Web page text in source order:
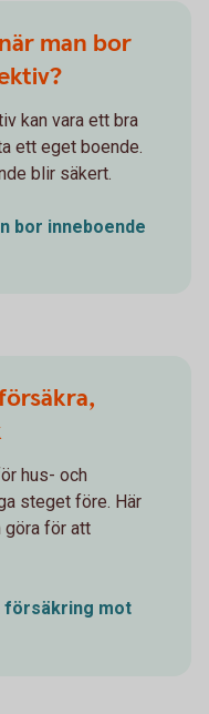
man bor
kan vara ett bra
ett eget boende.
blir säkert.
bor inneboende
hus- och
steget före. Här
göra för att
försäkring mot